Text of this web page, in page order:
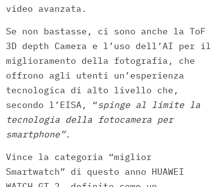
video avanzata.
Se non bastasse, ci sono anche la ToF
3D depth Camera e l’uso dell’AI per il
miglioramento della fotografia, che
offrono agli utenti un’esperienza
tecnologica di alto livello che,
secondo l’EISA, “spinge al limite la
tecnologia della fotocamera per
smartphone”.
Vince la categoria “miglior
Smartwatch” di questo anno HUAWEI